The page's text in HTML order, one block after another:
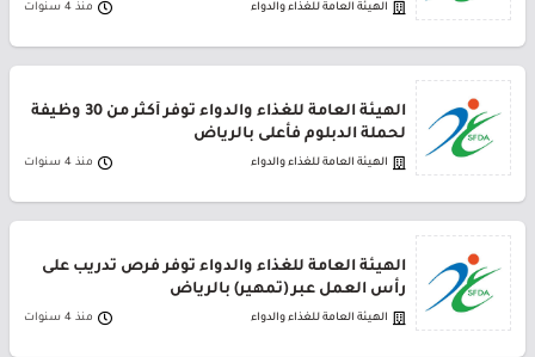
الهيئة العامة للغذاء والدواء منذ 4 سنوات
الهيئة العامة للغذاء والدواء توفر أكثر من 30 وظيفة
لحملة الدبلوم فأعلى بالرياض
الهيئة العامة للغذاء والدواء منذ 4 سنوات
الهيئة العامة للغذاء والدواء توفر فرص تدريب على
رأس العمل عبر (تمهير) بالرياض
الهيئة العامة للغذاء والدواء منذ 4 سنوات